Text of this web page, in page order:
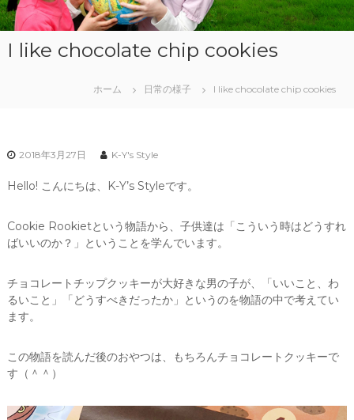
I like chocolate chip cookies
ホーム 日常の様子 I like chocolate chip cookies
2018年3月27日 K-Y's Style
Hello! こんにちは、K-Y’s Styleです。
Cookie Rookietという物語から、子供達は「こういう時はどうすれ
ばいいのか？」ということを学んでいます。
チョコレートチップクッキーが大好きな男の子が、「いいこと、わ
るいこと」「どうすべきだったか」というのを物語の中で考えてい
ます。
この物語を読んだ後のおやつは、もちろんチョコレートクッキーで
す（＾＾）